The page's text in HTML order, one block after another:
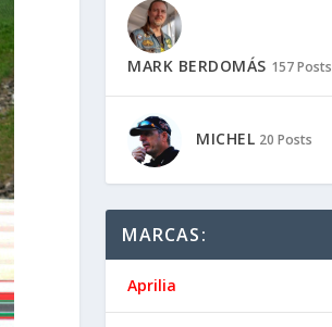
MARK BERDOMÁS 157 Posts
MICHEL 20 Posts
MARCAS:
Aprilia